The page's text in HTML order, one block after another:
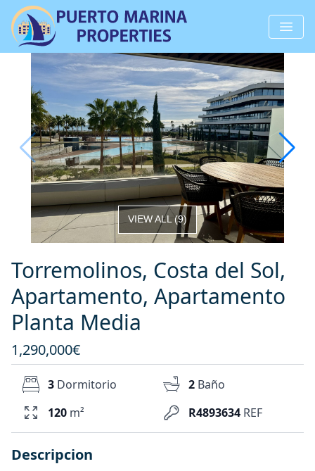
VIEW ALL(9)
Torremolinos, Costa del Sol,
Apartamento, Apartamento
Planta Media
1,290,000€
R4893634 REF
3 Dormitorio 2 Baño
120 m²
Descripcion